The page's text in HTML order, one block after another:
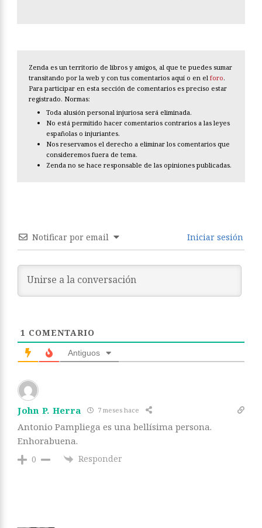
Zenda es un territorio de libros y amigos, al que te puedes sumar
transitando por la web y con tus comentarios aquí o en el foro.
Para participar en esta sección de comentarios es preciso estar
registrado. Normas:
Toda alusión personal injuriosa será eliminada.
No está permitido hacer comentarios contrarios a las leyes
españolas o injuriantes.
Nos reservamos el derecho a eliminar los comentarios que
consideremos fuera de tema.
Zenda no se hace responsable de las opiniones publicadas.
Notificar por email Iniciar sesión
1 COMENTARIO
Antiguos
John P. Herra 7 meses hace
Antonio Pampliega es una bellísima persona.
Enhorabuena.
0 Responder